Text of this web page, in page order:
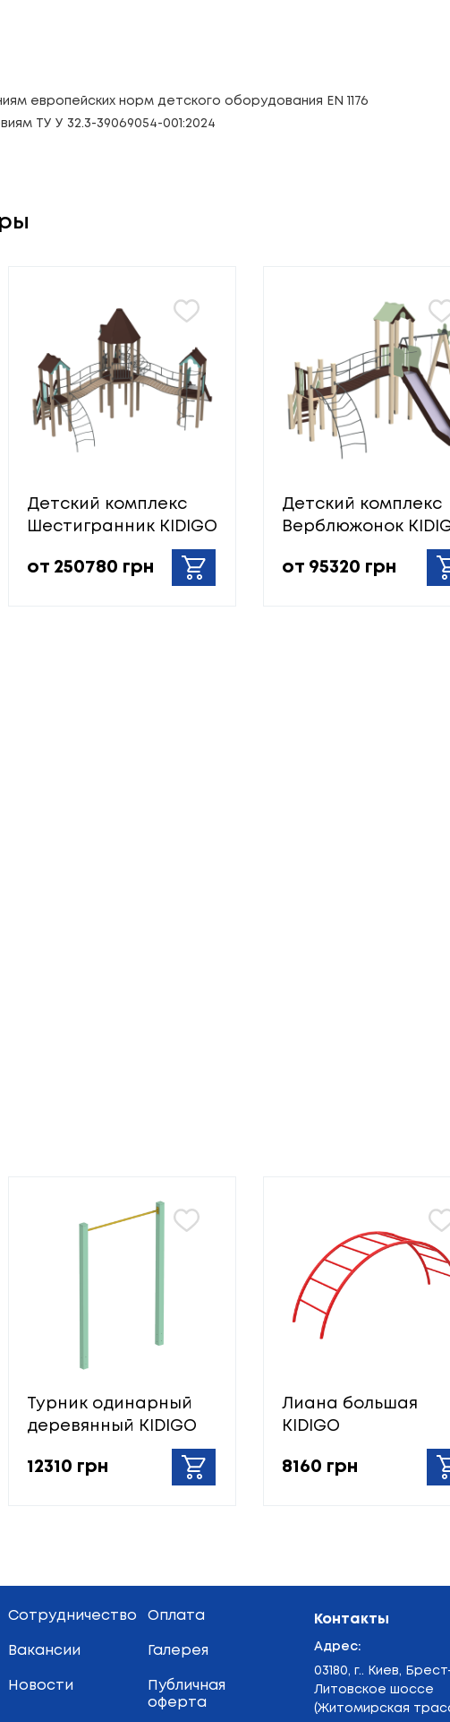
европейских норм детского оборудования EN 1176
ТУ У 32.3-39069054-001:2024
Детский комплекс
Шестигранник KIDIGO
от 250780 грн
Детский комплекс
Верблюжонок
от 95320 грн
Турник одинарный
деревянный KIDIGO
12310 грн
Лиана большая
KIDIGO
8160 грн
Сотрудничество Оплата
Вакансии Галерея
Новости
Публичная
оферта
Контакты
Адрес:
03180, г.. Киев,
Литовское шоссе
(Житомирская